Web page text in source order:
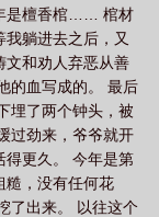
是檀香棺…… 棺材
躺进去之后，又
文和劝人弃恶从善
的血写成的。 最后
埋了两个钟头，被
过劲来，爷爷就开
得更久。 今年是第
糙，没有任何花
了出来。 以往这个